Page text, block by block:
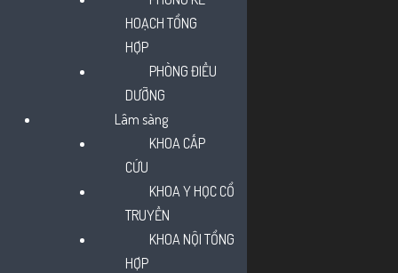
HOẠCH TỔNG
HỢP
PHÒNG ĐIỀU
DƯỠNG
Lâm sàng
KHOA CẤP
CỨU
KHOA Y HỌC CỔ
TRUYỀN
KHOA NỘI TỔNG
HỢP